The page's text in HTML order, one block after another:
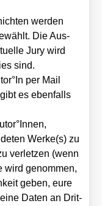
wer­den
Die Aus­
Jury wird
sind.
per Mail
es eben­falls
Werke(s) zu
ver­let­zen (wenn
wird genom­men,
geben, eure
Daten an Drit­